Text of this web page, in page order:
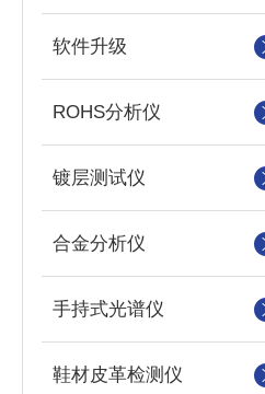
软件升级
ROHS分析仪
镀层测试仪
合金分析仪
手持式光谱仪
鞋材皮革检测仪